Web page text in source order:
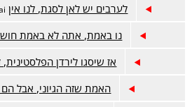
לערבים יש לאן לסגת, לנו אין
נו באמת, אתה לא באמת
אז שיסגו לירדן
האמת שזה הגיוני, אבל הם